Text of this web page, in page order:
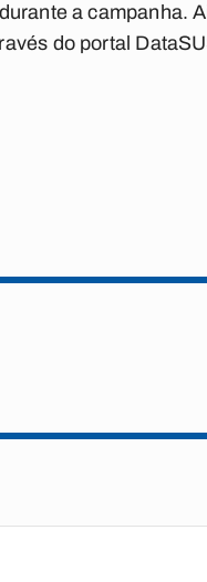
a campanha.
do portal